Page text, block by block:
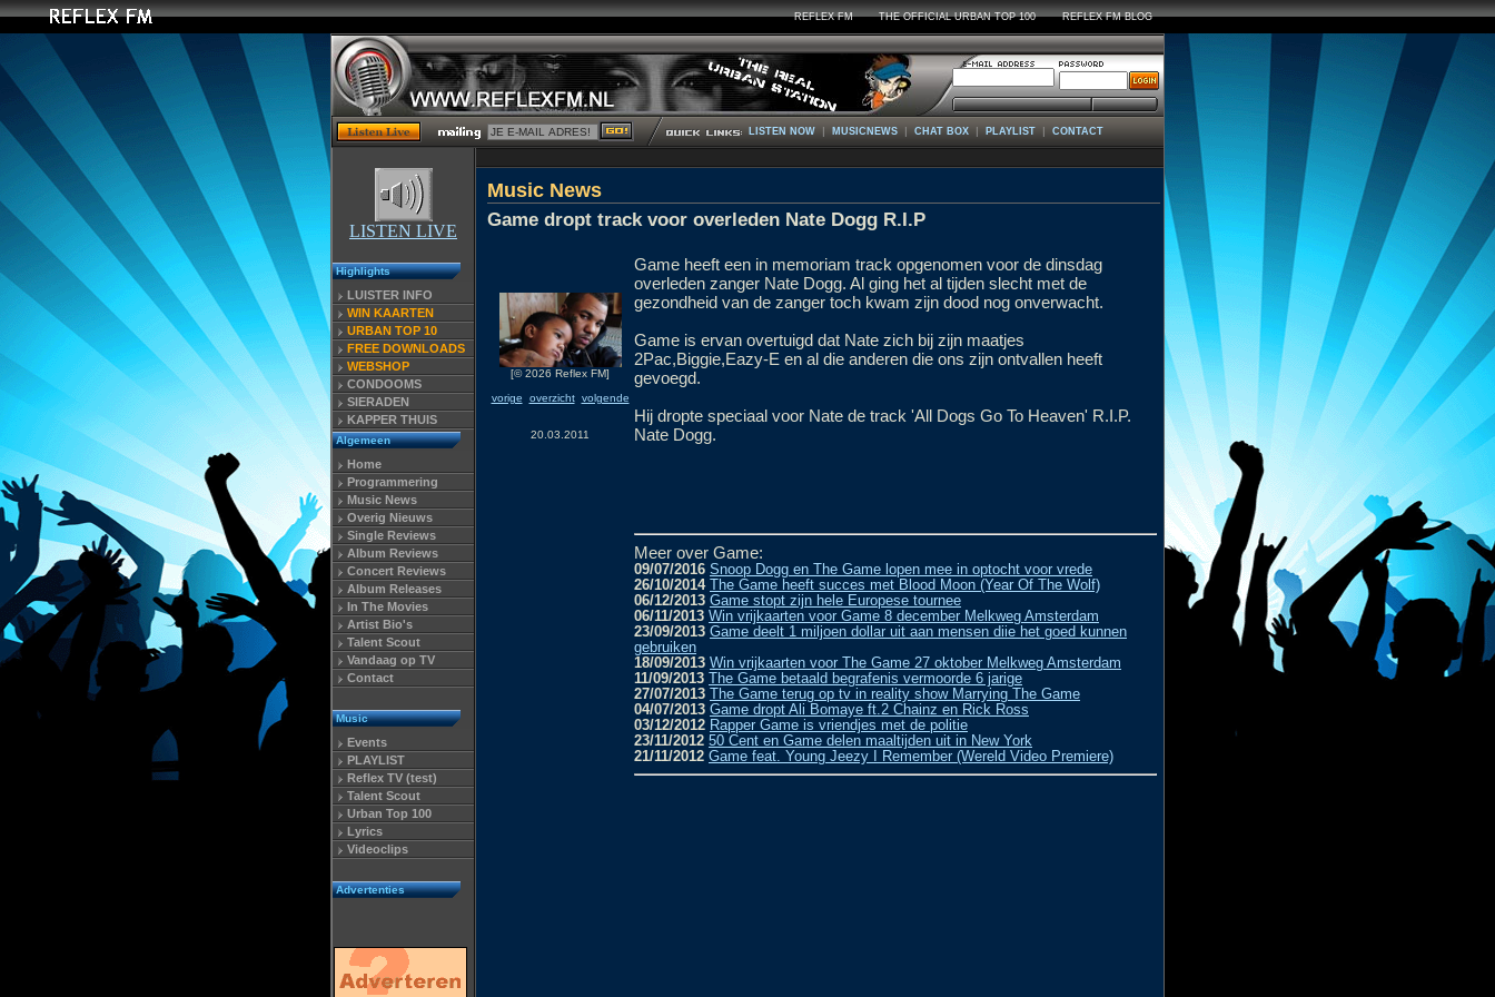
REFLEX FM THE OFFICIAL URBAN TOP 100 REFLEX FM BLOG
LISTEN NOW | MUSICNEWS | CHAT BOX | PLAYLIST | CONTACT
LISTEN LIVE
Highlights
LUISTER INFO
WIN KAARTEN
URBAN TOP 10
FREE DOWNLOADS
WEBSHOP
CONDOOMS
SIERADEN
KAPPER THUIS
Algemeen
Home
Programmering
Music News
Overig Nieuws
Single Reviews
Album Reviews
Concert Reviews
Album Releases
In The Movies
Artist Bio's
Talent Scout
Vandaag op TV
Contact
Music
Events
PLAYLIST
Reflex TV (test)
Talent Scout
Urban Top 100
Lyrics
Videoclips
Advertenties
Music News
Game dropt track voor overleden Nate Dogg R.I.P
[© 2026 Reflex FM]
vorige
overzicht volgende
20.03.2011
Game heeft een in memoriam track opgenomen voor de dinsdag
overleden zanger Nate Dogg. Al ging het al tijden slecht met de
gezondheid van de zanger toch kwam zijn dood nog onverwacht.
Game is ervan overtuigd dat Nate zich bij zijn maatjes
2Pac,Biggie,Eazy-E en al die anderen die ons zijn ontvallen heeft
gevoegd.
Hij dropte speciaal voor Nate de track 'All Dogs Go To Heaven' R.I.P.
Nate Dogg.
Meer over Game:
09/07/2016 Snoop Dogg en The Game lopen mee in optocht voor vrede
26/10/2014
The Game heeft succes met Blood Moon (Year Of The Wolf)
06/12/2013 Game stopt zijn hele Europese tournee
06/11/2013 Win vrijkaarten voor Game 8 december Melkweg Amsterdam
23/09/2013 Game deelt 1 miljoen dollar uit aan mensen diie het goed kunnen
gebruiken
18/09/2013 Win vrijkaarten voor The Game 27 oktober Melkweg Amsterdam
11/09/2013
The Game betaald begrafenis vermoorde 6 jarige
27/07/2013
The Game terug op tv in reality show Marrying The Game
04/07/2013 Game dropt Ali Bomaye ft.2 Chainz en Rick Ross
03/12/2012 Rapper Game is vriendjes met de politie
23/11/2012 50 Cent en Game delen maaltijden uit in New York
21/11/2012 Game feat. Young Jeezy I Remember (Wereld Video Premiere)